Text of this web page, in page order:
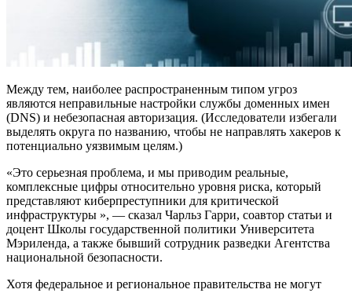
Между тем, наиболее распространенным типом угроз
являются неправильные настройки службы доменных имен
(DNS) и небезопасная авторизация. (Исследователи избегали
выделять округа по названию, чтобы не направлять хакеров к
потенциально уязвимым целям.)
«Это серьезная проблема, и мы приводим реальные,
комплексные цифры относительно уровня риска, который
представляют киберпреступники для критической
инфраструктуры », — сказал Чарльз Гарри, соавтор статьи и
доцент Школы государственной политики Университета
Мэриленда, а также бывший сотрудник разведки Агентства
национальной безопасности.
Хотя федеральное и региональное правительства не могут